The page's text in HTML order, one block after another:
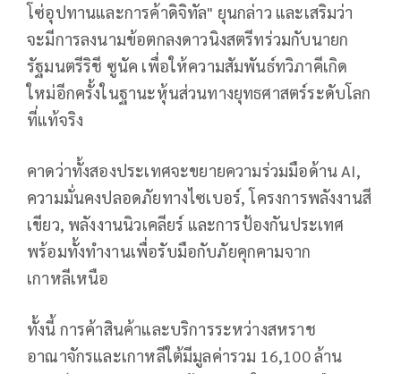
โซ่อุปทานและการค้าดิจิทัล" ยุนกล่าว และเสริมว่า
จะมีการลงนามข้อตกลงดาวนิงสตรีทร่วมกับนายก
รัฐมนตรีริชี ซูนัค เพื่อให้ความสัมพันธ์ทวิภาคีเกิด
ใหม่อีกครั้งในฐานะหุ้นส่วนทางยุทธศาสตร์ระดับโลก
ที่แท้จริง
คาดว่าทั้งสองประเทศจะขยายความร่วมมือด้าน AI,
ความมั่นคงปลอดภัยทางไซเบอร์, โครงการพลังงานสี
เขียว, พลังงานนิวเคลียร์ และการป้องกันประเทศ
พร้อมทั้งทำงานเพื่อรับมือกับภัยคุกคามจาก
เกาหลีเหนือ
ทั้งนี้ การค้าสินค้าและบริการระหว่างสหราช
อาณาจักรและเกาหลีใต้มีมูลค่ารวม 16,100 ล้าน